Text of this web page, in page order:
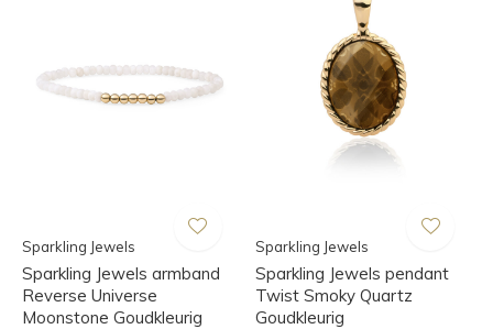
Sparkling Jewels
Sparkling Jewels armband
Reverse Universe
Moonstone Goudkleurig
Sparkling Jewels
Sparkling Jewels pendant
Twist Smoky Quartz
Goudkleurig